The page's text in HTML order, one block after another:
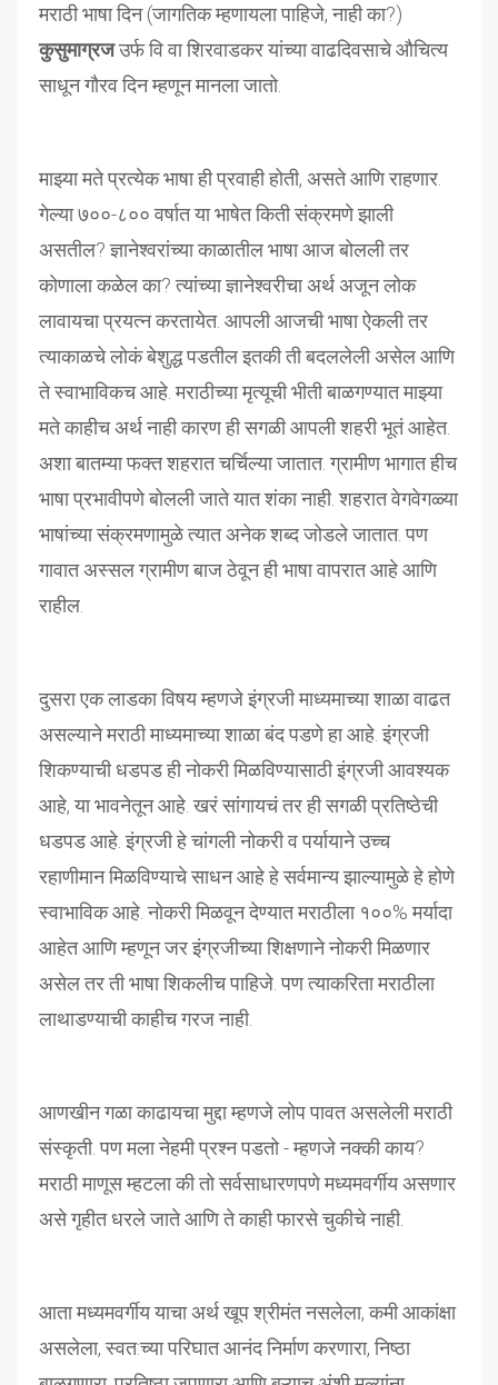
मराठी भाषा दिन (जागतिक म्हणायला पाहिजे, नाही का?)
कुसुमाग्रजउर्फ वि वा शिरवाडकर यांच्या वाढदिवसाचे औचित्य
साधून गौरव दिन म्हणून मानला जातो.
माझ्या मते प्रत्येक भाषा ही प्रवाही होती, असते आणि राहणार.
गेल्या ७००-८०० वर्षात या भाषेत किती संक्रमणे झाली
असतील? ज्ञानेश्वरांच्या काळातील भाषा आज बोलली तर
कोणाला कळेल का? त्यांच्या ज्ञानेश्वरीचा अर्थ अजून लोक
लावायचा प्रयत्न करतायेत. आपली आजची भाषा ऐकली तर
त्याकाळचे लोकं बेशुद्ध पडतील इतकी ती बदललेली असेल आणि
ते स्वाभाविकच आहे. मराठीच्या मृत्यूची भीती बाळगण्यात माझ्या
मते काहीच अर्थ नाही कारण ही सगळी आपली शहरी भूतं आहेत.
अशा बातम्या फक्त शहरात चर्चिल्या जातात. ग्रामीण भागात हीच
भाषा प्रभावीपणे बोलली जाते यात शंका नाही. शहरात वेगवेगळ्या
भाषांच्या संक्रमणामुळे त्यात अनेक शब्द जोडले जातात. पण
गावात अस्सल ग्रामीण बाज ठेवून ही भाषा वापरात आहे आणि
राहील.
दुसरा एक लाडका विषय म्हणजे इंग्रजी माध्यमाच्या शाळा वाढत
असल्याने मराठी माध्यमाच्या शाळा बंद पडणे हा आहे. इंग्रजी
शिकण्याची धडपड ही नोकरी मिळविण्यासाठी इंग्रजी आवश्यक
आहे, या भावनेतून आहे. खरं सांगायचं तर ही सगळी प्रतिष्ठेची
धडपड आहे. इंग्रजी हे चांगली नोकरी व पर्यायाने उच्च
रहाणीमान मिळविण्याचे साधन आहे हे सर्वमान्य झाल्यामुळे हे होणे
स्वाभाविक आहे. नोकरी मिळवून देण्यात मराठीला १००% मर्यादा
आहेत आणि म्हणून जर इंग्रजीच्या शिक्षणाने नोकरी मिळणार
असेल तर ती भाषा शिकलीच पाहिजे. पण त्याकरिता मराठीला
लाथाडण्याची काहीच गरज नाही.
आणखीन गळा काढायचा मुद्दा म्हणजे लोप पावत असलेली मराठी
संस्कृती. पण मला नेहमी प्रश्न पडतो - म्हणजे नक्की काय?
मराठी माणूस म्हटला की तो सर्वसाधारणपणे मध्यमवर्गीय असणार
असे गृहीत धरले जाते आणि ते काही फारसे चुकीचे नाही.
आता मध्यमवर्गीय याचा अर्थ खूप श्रीमंत नसलेला, कमी आकांक्षा
असलेला, स्वत:च्या परिघात आनंद निर्माण करणारा, निष्ठा